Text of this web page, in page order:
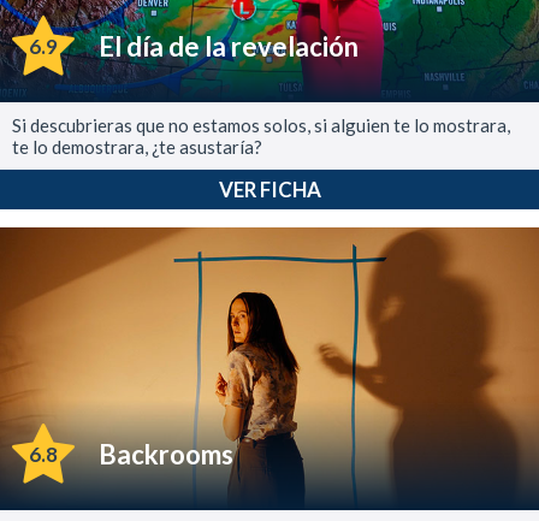
6.9 El día de la revelación
Si descubrieras que no estamos solos, si alguien te lo mostrara,
te lo demostrara, ¿te asustaría?
VER FICHA
6.8 Backrooms